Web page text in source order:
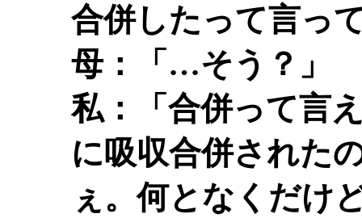
合併したって言っ
母：「…そう？」
私：「合併って言
に吸収合併された
ぇ。何となくだけ